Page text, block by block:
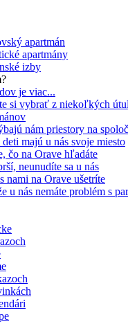
apartmán
apartmány
izby
je viac...
si vybrať z niekoľkých
nám priestory na
deti majú u nás svoje miesto
čo na Orave hľadáte
neunudíte sa u nás
nami na Orave ušetríte
u nás nemáte problém s